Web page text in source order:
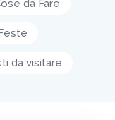
da Fare
da visitare